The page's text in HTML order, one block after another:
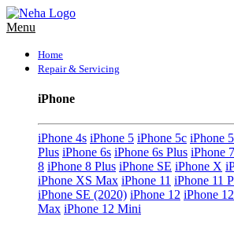
Menu
Home
Repair & Servicing
iPhone
iPhone 4s iPhone 5 iPhone 5c iPhone
Plus iPhone 6s iPhone 6s Plus iPhone 7
8 iPhone 8 Plus iPhone SE iPhone X
iPhone XS Max iPhone 11 iPhone 11
iPhone SE (2020) iPhone 12 iPhone
Max iPhone 12 Mini